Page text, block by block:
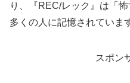
り、『REC/レック』は「
多くの人に記憶されていま
スポン